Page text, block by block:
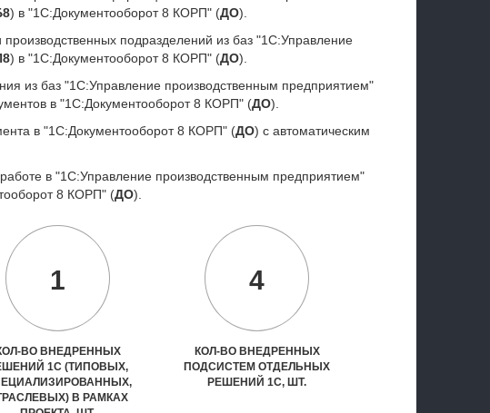
) в "1С:Документооборот 8 КОРП" (ДО).
производственных подразделений из баз "1С:Управление
) в "1С:Документооборот 8 КОРП" (ДО).
из баз "1С:Управление производственным предприятием"
в "1С:Документооборот 8 КОРП" (ДО).
в "1С:Документооборот 8 КОРП" (ДО) с автоматическим
в "1С:Управление производственным предприятием"
8 КОРП" (ДО).
1
ВО ВНЕДРЕННЫХ
1С (ТИПОВЫХ,
В РАМКАХ
4
КОЛ-ВО ВНЕДРЕННЫХ
ПОДСИСТЕМ ОТДЕЛЬНЫХ
РЕШЕНИЙ 1С, ШТ.